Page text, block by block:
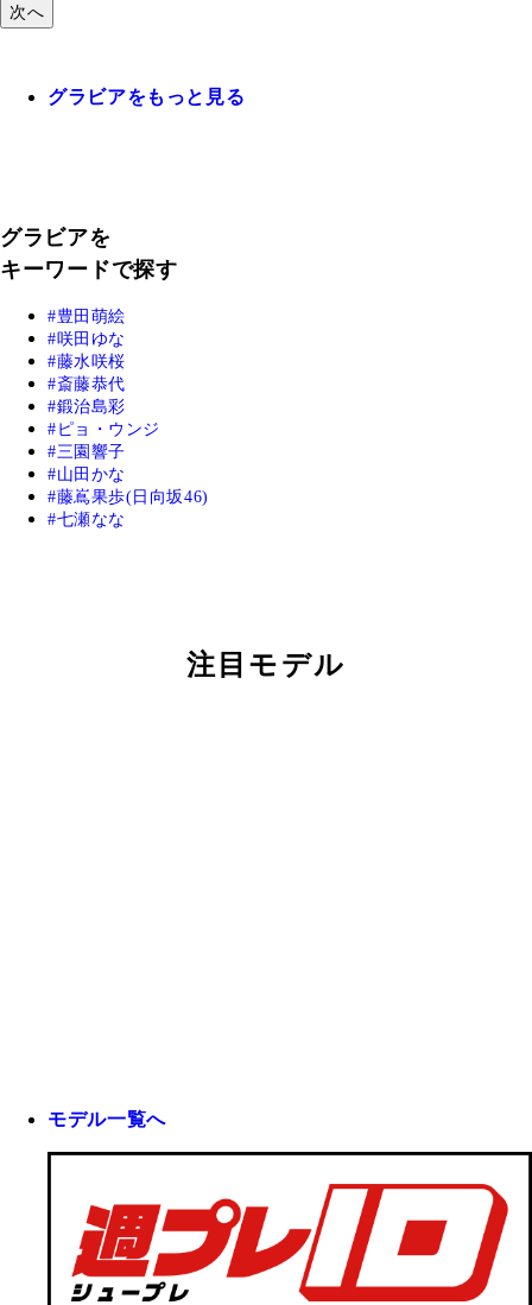
次へ
グラビアをもっと見る
グラビアを
キーワードで探す
豊田萌絵
咲田ゆな
藤水咲桜
斎藤恭代
鍛治島彩
ピョ・ウンジ
三園響子
山田かな
藤嶌果歩(日向坂46)
七瀬なな
注目モデル
モデル一覧へ